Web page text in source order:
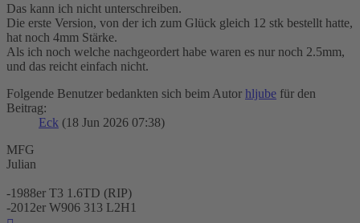
Das kann ich nicht unterschreiben.
Die erste Version, von der ich zum Glück gleich 12 stk bestellt hatte,
hat noch 4mm Stärke.
Als ich noch welche nachgeordert habe waren es nur noch 2.5mm,
und das reicht einfach nicht.
Folgende Benutzer bedankten sich beim Autor hljube für den
Beitrag:
Eck (18 Jun 2026 07:38)
MFG
Julian
-1988er T3 1.6TD (RIP)
-2012er W906 313 L2H1